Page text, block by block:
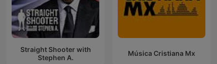
Straight Shooter with
Stephen A.
Música Cristiana Mx